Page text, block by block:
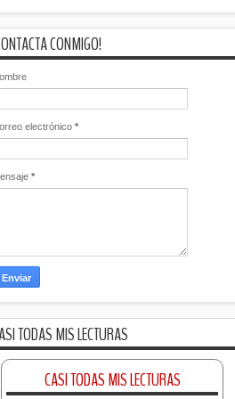
CONMIGO!
electrónico *
*
TODAS MIS LECTURAS
CASI TODAS MIS LECTURAS